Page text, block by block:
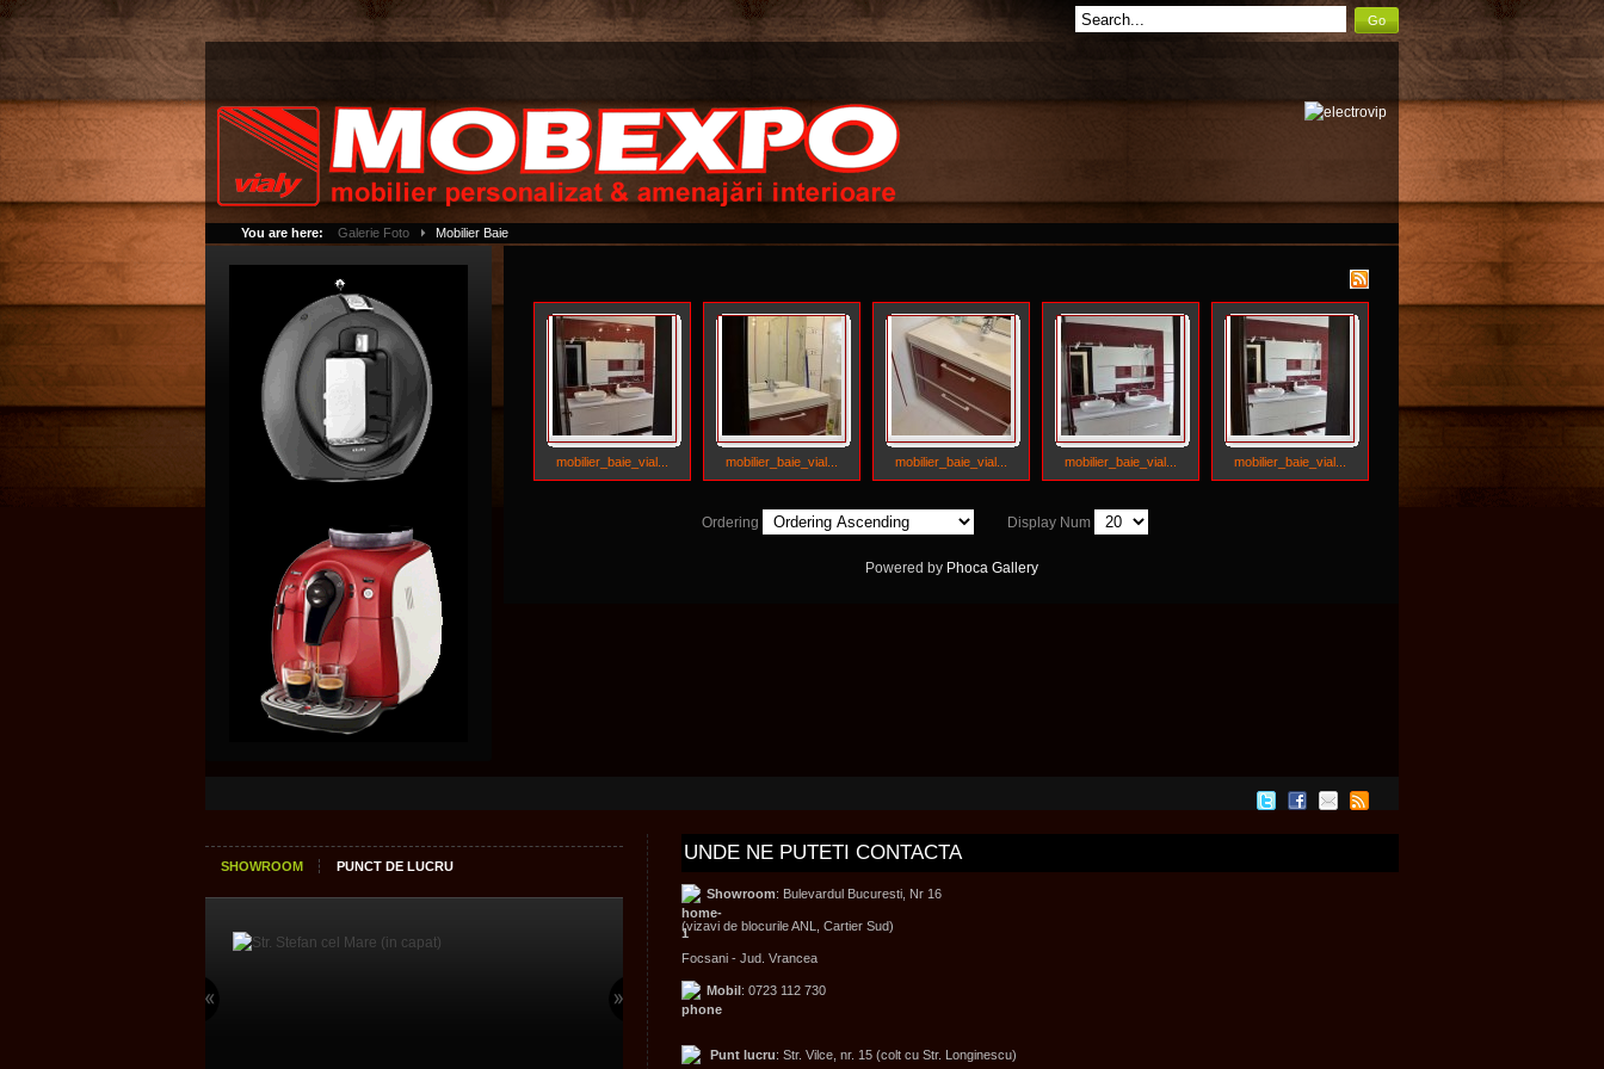
Go
You are here: Galerie Foto Mobilier Baie
mobilier_baie_vial... mobilier_baie_vial... mobilier_baie_vial... mobilier_baie_vial... mobilier_baie_vial...
Ordering Display Num
Powered by Phoca Gallery
SHOWROOM PUNCT DE LUCRU
UNDE NE PUTETI CONTACTA
Showroom: Bulevardul Bucuresti, Nr 16
(vizavi de blocurile ANL, Cartier Sud)
Focsani - Jud. Vrancea
Mobil: 0723 112 730
Punt lucru: Str. Vilce, nr. 15 (colt cu Str. Longinescu)